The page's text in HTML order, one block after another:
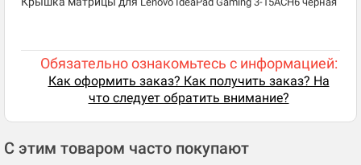
Обязательно ознакомьтесь с информацией:
Как оформить заказ? Как получить заказ? На
что следует обратить внимание?
С этим товаром часто покупают